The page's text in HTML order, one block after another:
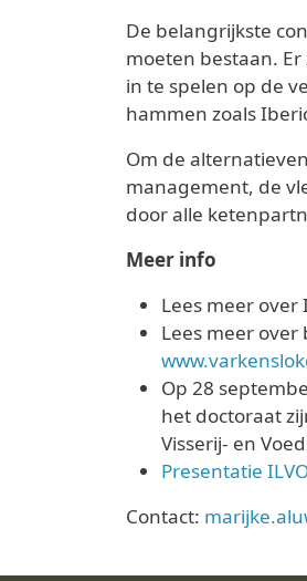
De belangrijkste
moeten bestaan.
in te spelen op de
hammen zoals
Om de
management, de
door alle
Meer info
Lees meer
Lees meer
Op 28
het doctoraat
Visserij- en
Presentatie
Contact: